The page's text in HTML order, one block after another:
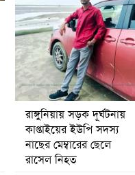
রাঙ্গুনিয়ায় সড়ক দূর্ঘটনায়
কাপ্তাইয়ের ইউপি সদস্য
নাছের মেম্বারের ছেলে
রাসেল নিহত